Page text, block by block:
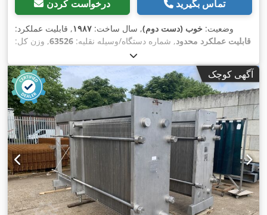
درخواست کردن تماس بگیرید
وضعیت: خوب (دست دوم), سال ساخت: ۱۹۸۷, قابلیت عملکرد:
قابلیت عملکرد محدود, شماره دستگاه/وسیله نقلیه: 63526, وزن کل:
۱٬۲۰۰ کیلوگرم
اساسی:۲۰۲۲ ,
آگهی کوچک